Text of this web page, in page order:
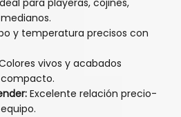
y temperatura precisos con
vivos y acabados
Excelente relación precio-